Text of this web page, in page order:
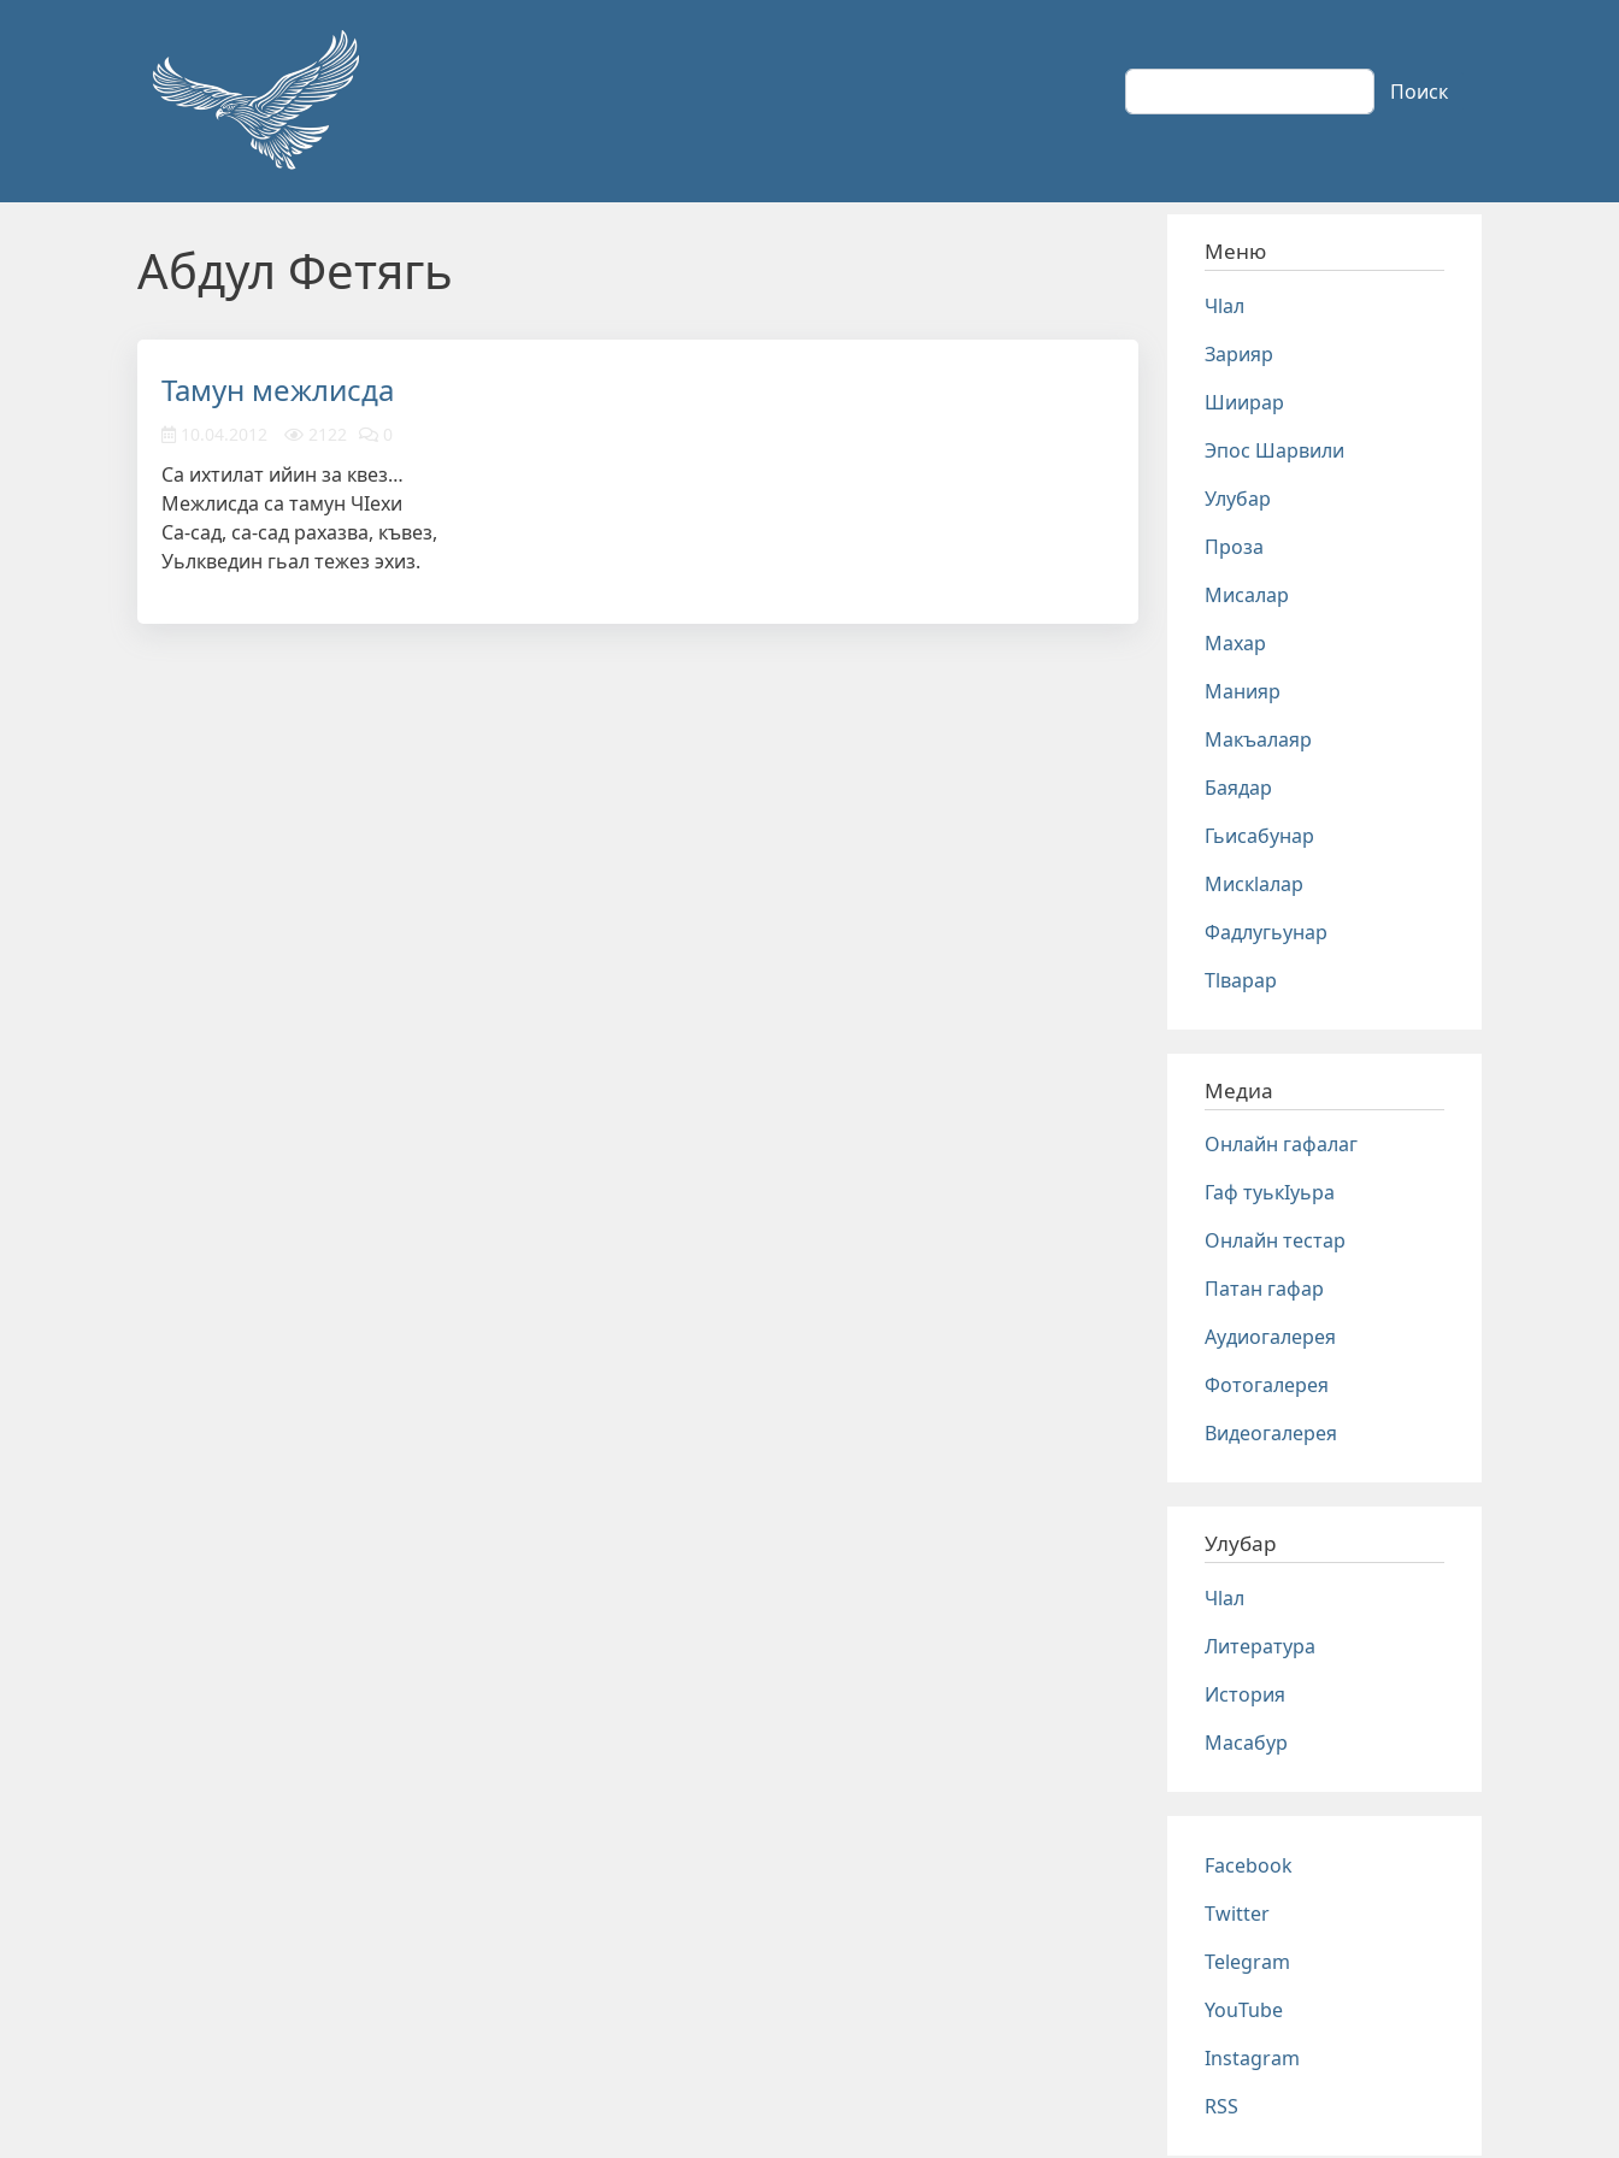
Поиск Поиск
Абдул Фетягь
Тамун межлисда
10.04.2012 2122 0
Са ихтилат ийин за квез…
Межлисда са тамун ЧIехи
Са-сад, са-сад рахазва, къвез,
Уьлкведин гьал тежез эхиз.
Меню
Чlал
Зарияр
Шиирар
Эпос Шарвили
Улубар
Проза
Мисалар
Махар
Манияр
Макъалаяр
Баядар
Гьисабунар
Мискlалар
Фадлугьунар
Тlварар
Медиа
Онлайн гафалаг
Гаф туькIуьра
Онлайн тестар
Патан гафар
Аудиогалерея
Фотогалерея
Видеогалерея
Улубар
Чlал
Литература
История
Масабур
Соц сети
Facebook
Twitter
Telegram
YouTube
Instagram
RSS